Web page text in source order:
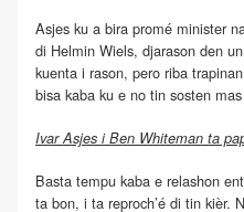
Asjes ku a bira promé minister
di Helmin Wiels, djarason den
kuenta i rason, pero riba
bisa kaba ku e no tin sosten
Ivar Asjes i Ben Whiteman ta
Basta tempu kaba e relashon
ta bon, i ta reproch’é di tin kièr.